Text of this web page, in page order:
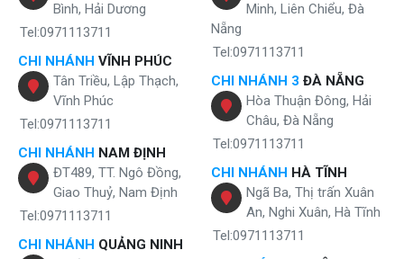
KAC-H132R 3 chế độ quạt đa dạng
Dễ dàng điều khiển - thao tác linh hoạt
Bình, Hải Dương
Tel:0971113711
CHI NHÁNH VĨNH PHÚC
Tân Triều, Lập Thạch,
Vĩnh Phúc
Tel:0971113711
CHI NHÁNH NAM ĐỊNH
ĐT489, TT. Ngô Đồng,
Giao Thuỷ, Nam Định
Tel:0971113711
CHI NHÁNH QUẢNG NINH
Minh, Liên Chiểu, Đà
Nẵng
Tel:0971113711
CHI NHÁNH 3 ĐÀ NẴNG
Hòa Thuận Đông, Hải
Châu, Đà Nẵng
Tel:0971113711
CHI NHÁNH HÀ TĨNH
Ngã Ba, Thị trấn Xuân
An, Nghi Xuân, Hà Tĩnh
Tel:0971113711